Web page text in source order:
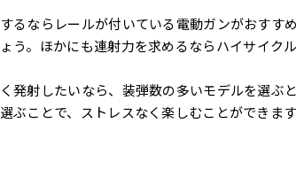
るならレールが付いている電動ガンがおすす
う。 ほかにも連射力を求めるならハイサイク
発射したいなら、装弾数の多いモデルを選ぶ
ぶことで、ストレスなく楽しむことができます